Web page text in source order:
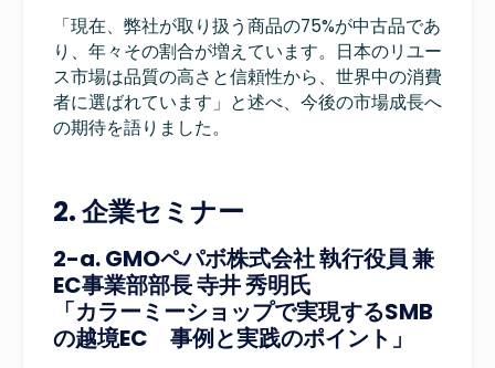
「現在、弊社が取り扱う商品の75%が中古品であ
り、年々その割合が増えています。日本のリユー
ス市場は品質の高さと信頼性から、世界中の消費
者に選ばれています」と述べ、今後の市場成長へ
の期待を語りました。
2. 企業セミナー
2-a. GMOペパボ株式会社 執行役員 兼
EC事業部部長 寺井 秀明氏
「カラーミーショップで実現するSMB
の越境EC 事例と実践のポイント」